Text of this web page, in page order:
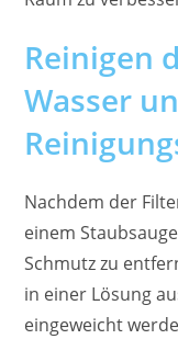
Reinigen
Wasser
Nachdem der
einem
Schmutz zu
in einer Lösung
eingeweicht